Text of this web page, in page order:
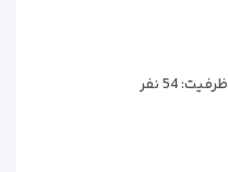
ظرفیت:54 نفر